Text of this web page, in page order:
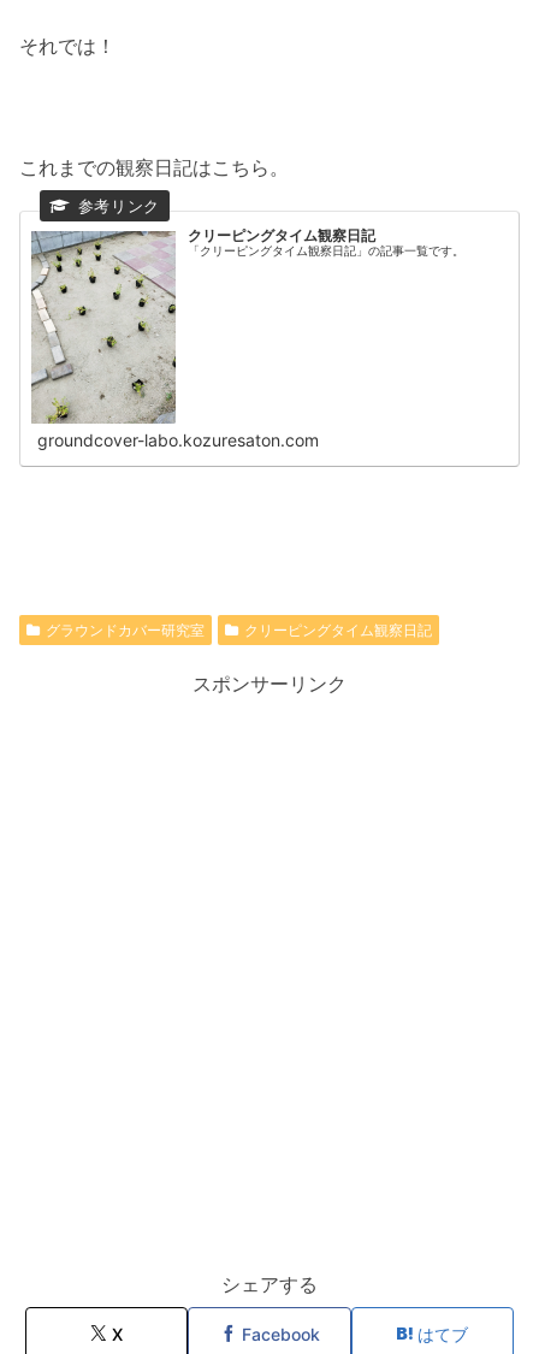
それでは！
これまでの観察日記はこちら。
クリーピングタイム観察日記
「クリーピングタイム観察日記」の記事一覧です。
groundcover-labo.kozuresaton.com
グラウンドカバー研究室 クリーピングタイム観察日記
スポンサーリンク
シェアする
X Facebook はてブ